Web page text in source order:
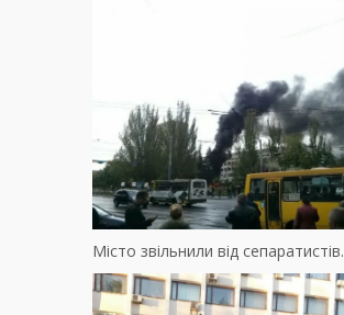
Місто звільнили від сепаратистів.